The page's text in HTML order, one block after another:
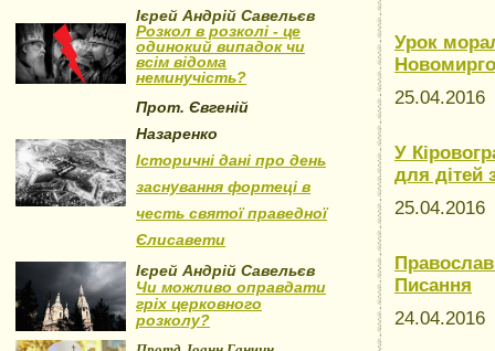
Ієрей Андрій Савельєв
Розкол в розколі - це
одинокий випадок чи
всім відома
неминучість?
Прот. Євгеній
Назаренко
Історичні дані про день
заснування фортеці в
честь святої праведної
Єлисавети
Ієрей Андрій Савельєв
Чи можливо оправдати
гріх церковного
розколу?
Урок
25.04.2016
У
для дітей
25.04.2016
Писання
24.04.2016